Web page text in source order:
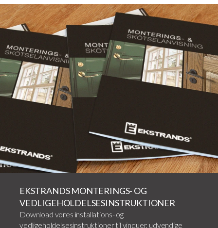
EKSTRANDS MONTERINGS- OG
VEDLIGEHOLDELSESINSTRUKTIONER
Download vores installations- og
vedligeholdelsesinstruktioner til vinduer, udvendige